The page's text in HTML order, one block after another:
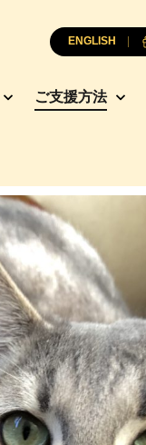
ご支援方法
ENGLISH